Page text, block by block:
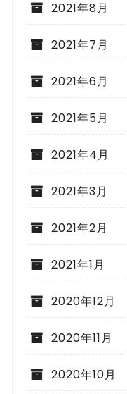
2021年8月
2021年7月
2021年6月
2021年5月
2021年4月
2021年3月
2021年2月
2021年1月
2020年12月
2020年11月
2020年10月